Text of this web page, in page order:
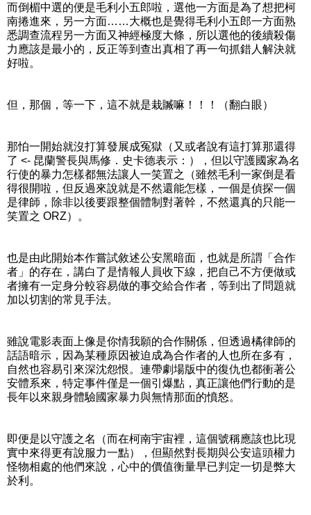
而倒楣中選的便是毛利小五郎啦，選他一方面是為了想把柯
南捲進來，另一方面……大概也是覺得毛利小五郎一方面熟
悉調查流程另一方面又神經極度大條，所以選他的後續殺傷
力應該是最小的，反正等到查出真相了再一句抓錯人解決就
好啦。
但，那個，等一下，這不就是栽贓嘛！！！（翻白眼）
那怕一開始就沒打算發展成冤獄（又或者說有這打算那還得
了 <- 昆蘭警長與馬修．史卡德表示：），但以守護國家為名
行使的暴力怎樣都無法讓人一笑置之（雖然毛利一家倒是看
得很開啦，但反過來說就是不然還能怎樣，一個是偵探一個
是律師，除非以後要跟整個體制對著幹，不然還真的只能一
笑置之 ORZ）。
也是由此開始本作嘗試敘述公安黑暗面，也就是所謂「合作
者」的存在，講白了是情報人員收下線，把自己不方便做或
者擁有一定身分較容易做的事交給合作者，等到出了問題就
加以切割的常見手法。
雖說電影表面上像是你情我願的合作關係，但透過橘律師的
話語暗示，因為某種原因被迫成為合作者的人也所在多有，
自然也容易引來深沈怨恨。連帶劇場版中的復仇也都衝著公
安體系來，特定事件僅是一個引爆點，真正讓他們行動的是
長年以來親身體驗國家暴力與無情那面的憤怒。
即便是以守護之名（而在柯南宇宙裡，這個號稱應該也比現
實中來得更有說服力一點），但顯然對長期與公安這頭權力
怪物相處的他們來說，心中的價值衡量早已判定一切是弊大
於利。